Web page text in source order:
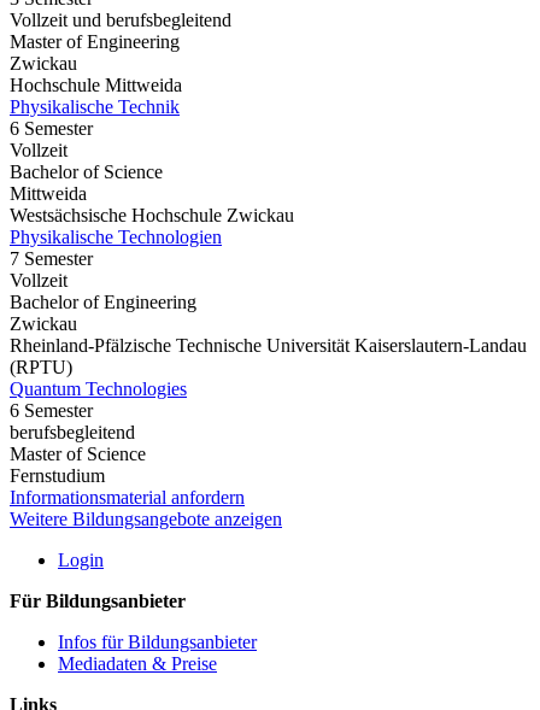
Vollzeit und berufsbegleitend
Master of Engineering
Zwickau
Hochschule Mittweida
Physikalische Technik
6 Semester
Vollzeit
Bachelor of Science
Mittweida
Westsächsische Hochschule Zwickau
Physikalische Technologien
7 Semester
Vollzeit
Bachelor of Engineering
Zwickau
Rheinland-Pfälzische Technische Universität Kaiserslautern-Landau
(RPTU)
Quantum Technologies
6 Semester
berufsbegleitend
Master of Science
Fernstudium
Informationsmaterial anfordern
Weitere Bildungsangebote anzeigen
Login
Für Bildungsanbieter
Infos für Bildungsanbieter
Mediadaten & Preise
Links